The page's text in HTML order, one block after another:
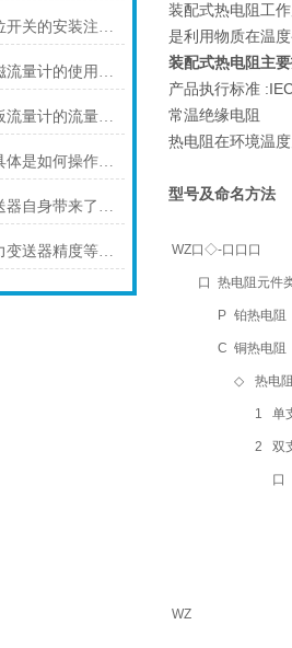
煤粉仓阻旋式料位开关的安装注意事项
瞧瞧上海仪表电磁流量计的使用注意事项
上海仪川仪表孔板流量计的流量计算公式
多路智能巡检仪具体是如何操作的呢？
上海仪表差压变送器自身带来了怎样的功能
上海仪川仪表压力变送器精度等级的划分方法
装配式热电阻工
是利用物质在温
装配式热电阻 主
产品执行标准
常温绝缘电阻
热电阻在环境温
型号及命名方法
WZ口◇-口口口
WZ
口 热电阻元件
P 铂热电阻
C 铜热电阻
◇ 热电
1 单
2 双
口